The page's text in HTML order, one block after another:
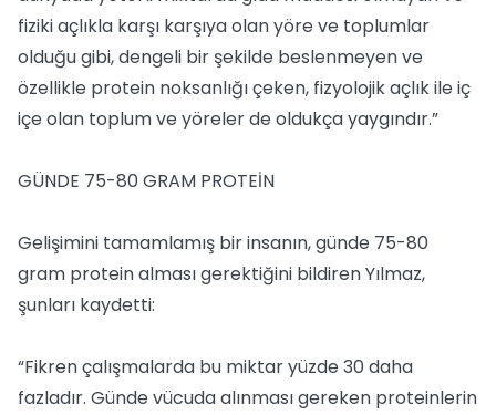
fiziki açlıkla karşı karşıya olan yöre ve toplumlar
olduğu gibi, dengeli bir şekilde beslenmeyen ve
özellikle protein noksanlığı çeken, fizyolojik açlık ile iç
içe olan toplum ve yöreler de oldukça yaygındır.”
GÜNDE 75-80 GRAM PROTEİN
Gelişimini tamamlamış bir insanın, günde 75-80
gram protein alması gerektiğini bildiren Yılmaz,
şunları kaydetti:
“Fikren çalışmalarda bu miktar yüzde 30 daha
fazladır. Günde vücuda alınması gereken proteinlerin